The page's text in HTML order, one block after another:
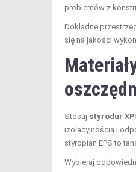
problemów z
Dokładne
się na jakości
Stosuj styrodur
izolacyjnością i
styropian EPS to
Wybieraj